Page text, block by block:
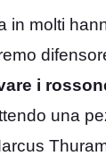
in molti
i
una